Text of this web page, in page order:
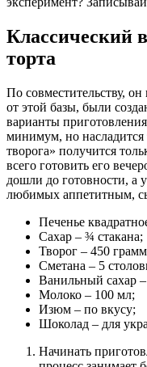
Классический
торта
По совместительству,
от этой базы, были
варианты
минимум, но
творога» получится
всего готовить его
дошли до готовности, а
любимых аппетитным,
Печенье
Сахар – ¾ стакана;
Творог – 450
Сметана – 5
Ванильный сахар –
Молоко – 100 мл;
Изюм – по вкусу;
Шоколад – для
Начинать